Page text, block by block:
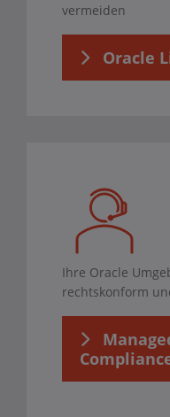
vermeiden
Oracle
Ihre Oracle
rechtskonform